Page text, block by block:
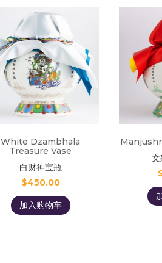
White Dzambhala
Treasure Vase
白财神宝瓶
$450.00
加入购物车